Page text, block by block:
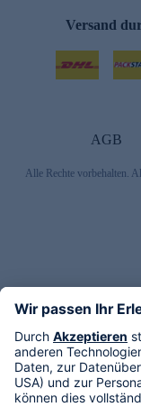
Versand
AGB
Alle Rechte vorbehalten.